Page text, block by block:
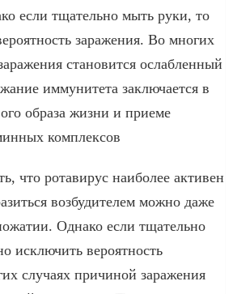
если тщательно мыть руки, то
заражения. Во многих
становится ослабленный
иммунитета заключается в
образа жизни и приеме
комплексов
что ротавирус наиболее активен
возбудителем можно даже
Однако если тщательно
исключить вероятность
случаях причиной заражения